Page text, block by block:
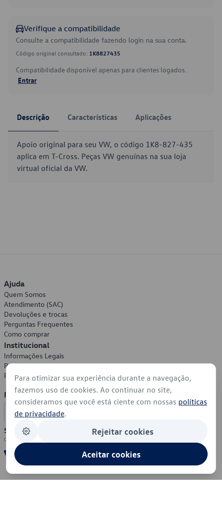
Verifique a compatibilidade
Consulte a compatibilidade fazendo login na sua conta.
Código original consultado: 1K8827435
Compatibilidade disponível apenas para clientes logados.
Entrar
Descrição Características Aplicações
Apoio original para seu VW, o código 1K8-827-435
aplica em T-Cross. Peças VW genuínas na sua loja
virtual oficial da VW.
Ajuda
Quem Somos
Atendimento (SAC)
Devoluções e trocas
Perguntas Frequentes
Como comprar
Institucional
Informações Legais
Política de Privacidade
Política de Cookies
Formas de Pagamento
Segurança
Para otimizar sua experiência durante a navegação,
fazemos uso de cookies. Ao continuar no site,
consideramos que você está ciente com nossas políticas
de privacidade.
Rejeitar cookies
Aceitar cookies